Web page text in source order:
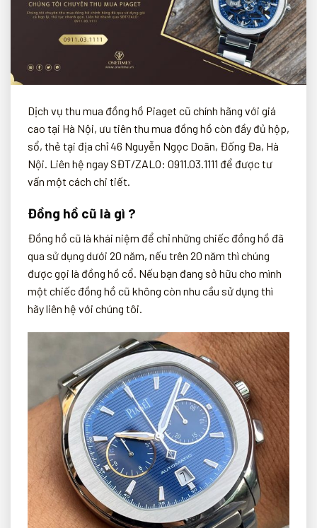
Dịch vụ thu mua đồng hồ Piaget cũ chính hãng với giá
cao tại Hà Nội, ưu tiên thu mua đồng hồ còn đầy đủ hộp,
sổ, thẻ tại địa chỉ 46 Nguyễn Ngọc Doãn, Đống Đa, Hà
Nội. Liên hệ ngay SĐT/ZALO: 0911.03.1111 để được tư
vấn một cách chi tiết.
Đồng hồ cũ là gì ?
Đồng hồ cũ là khái niệm để chỉ những chiếc đồng hồ đã
qua sử dụng dưới 20 năm, nếu trên 20 năm thì chúng
được gọi là đồng hồ cổ. Nếu bạn đang sở hữu cho mình
một chiếc đồng hồ cũ không còn nhu cầu sử dụng thì
hãy liên hệ với chúng tôi.